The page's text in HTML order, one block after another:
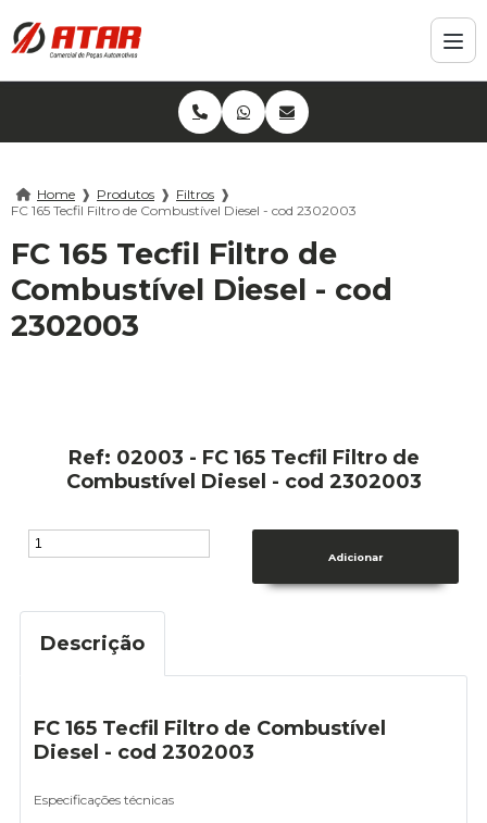
Home ❱ Produtos ❱ Filtros ❱
FC 165 Tecfil Filtro de Combustível Diesel - cod 2302003
FC 165 Tecfil Filtro de
Combustível Diesel - cod
2302003
Ref: 02003 - FC 165 Tecfil Filtro de
Combustível Diesel - cod 2302003
Descrição
FC 165 Tecfil Filtro de Combustível
Diesel - cod 2302003
Especificações técnicas